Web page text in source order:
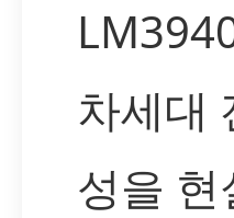
차세대
성을